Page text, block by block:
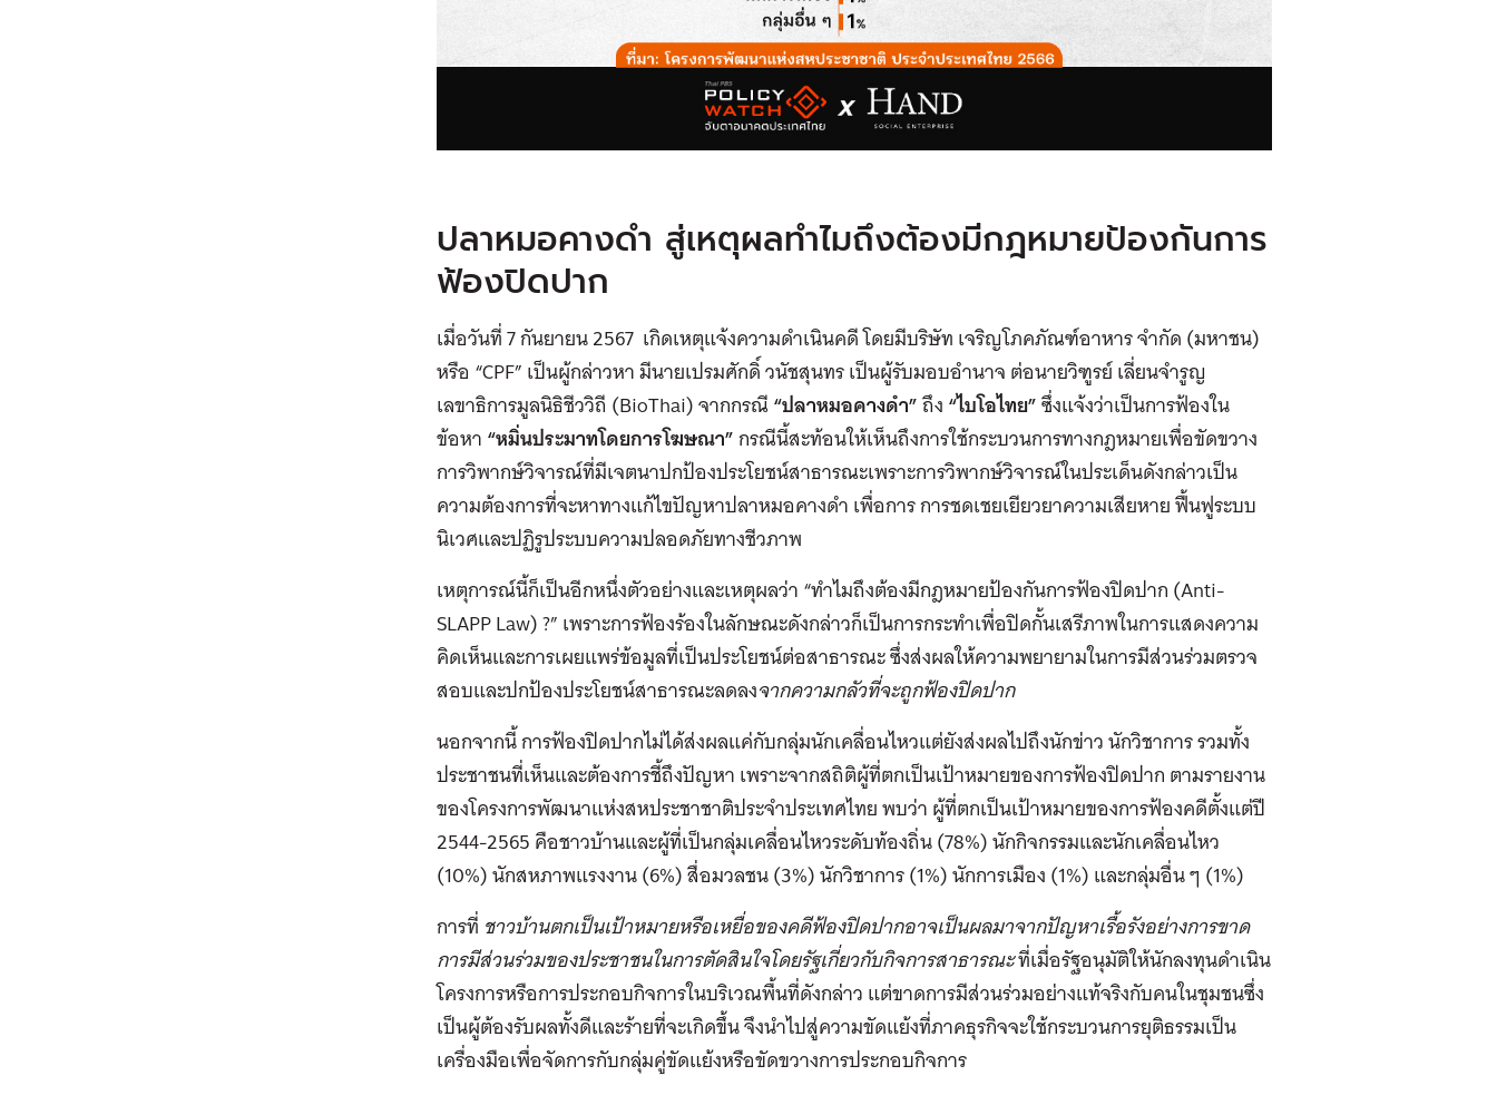
ปลาหมอคางดำ สู่เหตุผลทำไมถึงต้องมีกฎหมายป้องกันการ
ฟ้องปิดปาก
เมื่อวันที่ 7 กันยายน 2567 เกิดเหตุแจ้งความดำเนินคดี โดยมีบริษัท เจริญโภคภัณฑ์อาหาร จำกัด (มหาชน)
หรือ “CPF” เป็นผู้กล่าวหา มีนายเปรมศักดิ์ วนัชสุนทร เป็นผู้รับมอบอำนาจ ต่อนายวิฑูรย์ เลี่ยนจำรูญ
เลขาธิการมูลนิธิชีววิถี (BioThai) จากกรณี“ปลาหมอคางดำ”ถึง“ไบโอไทย”ซึ่งแจ้งว่าเป็นการฟ้องใน
ข้อหา“หมิ่นประมาทโดยการโฆษณา”กรณีนี้สะท้อนให้เห็นถึงการใช้กระบวนการทางกฎหมายเพื่อขัดขวาง
การวิพากษ์วิจารณ์ที่มีเจตนาปกป้องประโยชน์สาธารณะเพราะการวิพากษ์วิจารณ์ในประเด็นดังกล่าวเป็น
ความต้องการที่จะหาทางแก้ไขปัญหาปลาหมอคางดำ เพื่อการ การชดเชยเยียวยาความเสียหาย ฟื้นฟูระบบ
นิเวศและปฏิรูประบบความปลอดภัยทางชีวภาพ
เหตุการณ์นี้ก็เป็นอีกหนึ่งตัวอย่างและเหตุผลว่า “ทำไมถึงต้องมีกฎหมายป้องกันการฟ้องปิดปาก (Anti-
SLAPP Law) ?” เพราะการฟ้องร้องในลักษณะดังกล่าวก็เป็นการกระทำเพื่อปิดกั้นเสรีภาพในการแสดงความ
คิดเห็นและการเผยแพร่ข้อมูลที่เป็นประโยชน์ต่อสาธารณะ ซึ่งส่งผลให้ความพยายามในการมีส่วนร่วมตรวจ
สอบและปกป้องประโยชน์สาธารณะลดลงจากความกลัวที่จะถูกฟ้องปิดปาก
นอกจากนี้ การฟ้องปิดปากไม่ได้ส่งผลแค่กับกลุ่มนักเคลื่อนไหวแต่ยังส่งผลไปถึงนักข่าว นักวิชาการ รวมทั้ง
ประชาชนที่เห็นและต้องการชี้ถึงปัญหา เพราะจากสถิติผู้ที่ตกเป็นเป้าหมายของการฟ้องปิดปาก ตามรายงาน
ของโครงการพัฒนาแห่งสหประชาชาติประจำประเทศไทย พบว่า ผู้ที่ตกเป็นเป้าหมายของการฟ้องคดีตั้งแต่ปี
2544-2565 คือชาวบ้านและผู้ที่เป็นกลุ่มเคลื่อนไหวระดับท้องถิ่น (78%) นักกิจกรรมและนักเคลื่อนไหว
(10%) นักสหภาพแรงงาน (6%) สื่อมวลชน (3%) นักวิชาการ (1%) นักการเมือง (1%) และกลุ่มอื่น ๆ (1%)
การที่ ชาวบ้านตกเป็นเป้าหมายหรือเหยื่อของคดีฟ้องปิดปากอาจเป็นผลมาจากปัญหาเรื้อรังอย่างการขาด
การมีส่วนร่วมของประชาชนในการตัดสินใจโดยรัฐเกี่ยวกับกิจการสาธารณะที่เมื่อรัฐอนุมัติให้นักลงทุนดำเนิน
โครงการหรือการประกอบกิจการในบริเวณพื้นที่ดังกล่าว แต่ขาดการมีส่วนร่วมอย่างแท้จริงกับคนในชุมชนซึ่ง
เป็นผู้ต้องรับผลทั้งดีและร้ายที่จะเกิดขึ้น จึงนำไปสู่ความขัดแย้งที่ภาคธุรกิจจะใช้กระบวนการยุติธรรมเป็น
เครื่องมือเพื่อจัดการกับกลุ่มคู่ขัดแย้งหรือขัดขวางการประกอบกิจการ